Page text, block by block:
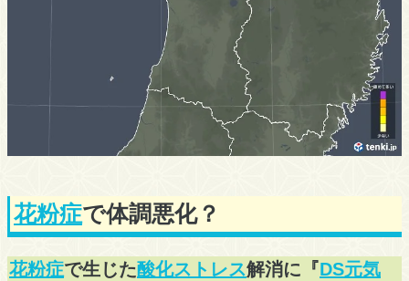
花粉症で体調悪化？
花粉症で生じた酸化ストレス解消に『DS元気